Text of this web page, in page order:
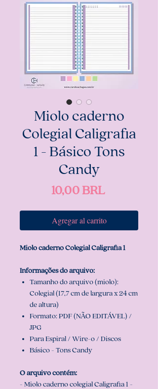
Miolo caderno
Colegial Caligrafia
1 - Básico Tons
Candy
10,00 BRLPrecio
Agregar al carrito
Miolo caderno Colegial Caligrafia 1
Informações do arquivo:
Tamanho do arquivo (miolo):
Colegial (17,7 cm de largura x 24 cm
de altura)
Formato: PDF (NÃO EDITÁVEL) /
JPG
Para Espiral / Wire-o / Discos
Básico - Tons Candy
O arquivo contém:
- Miolo caderno colegial Caligrafia 1 -